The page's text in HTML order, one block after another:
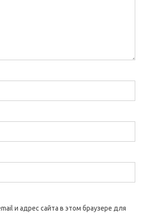
и адрес сайта в этом браузере для